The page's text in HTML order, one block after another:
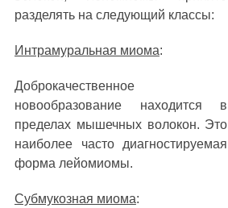
разделять на следующий классы:
Интрамуральная миома:
Доброкачественное
новообразование находится в
пределах мышечных волокон. Это
наиболее часто диагностируемая
форма лейомиомы.
Субмукозная миома: